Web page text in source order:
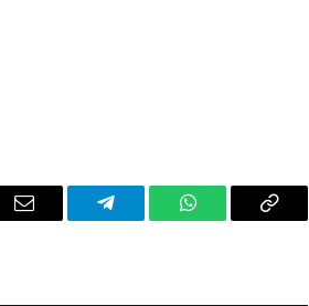
Email Telegram WhatsAppCopy